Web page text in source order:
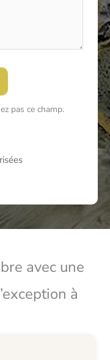
pas ce champ.
avec une
à